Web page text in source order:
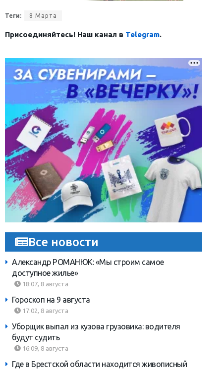
Теги: 8 Марта
Присоединяйтесь! Наш канал в Telegram.
Все новости
Александр РОМАНЮК: «Мы строим самое
доступное жилье»
18:07, 8 августа
Гороскоп на 9 августа
17:02, 8 августа
Уборщик выпал из кузова грузовика: водителя
будут судить
16:09, 8 августа
Где в Брестской области находится живописный